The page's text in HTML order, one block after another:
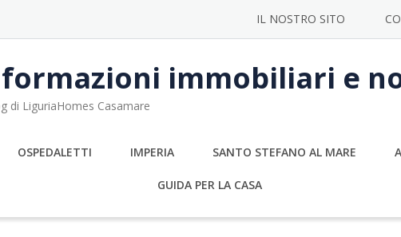
IL NOSTRO SITO
immobiliari e
di LiguriaHomes Casamare
OSPEDALETTI IMPERIA SANTO STEFANO AL MARE
GUIDA PER LA CASA